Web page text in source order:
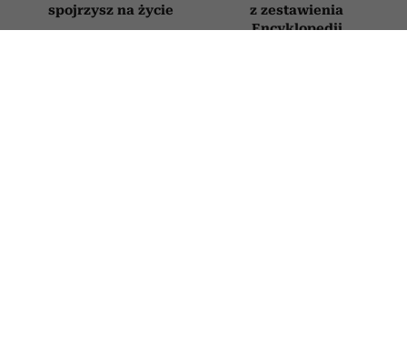
spojrzysz na życie
z zestawienia
Encyklopedii